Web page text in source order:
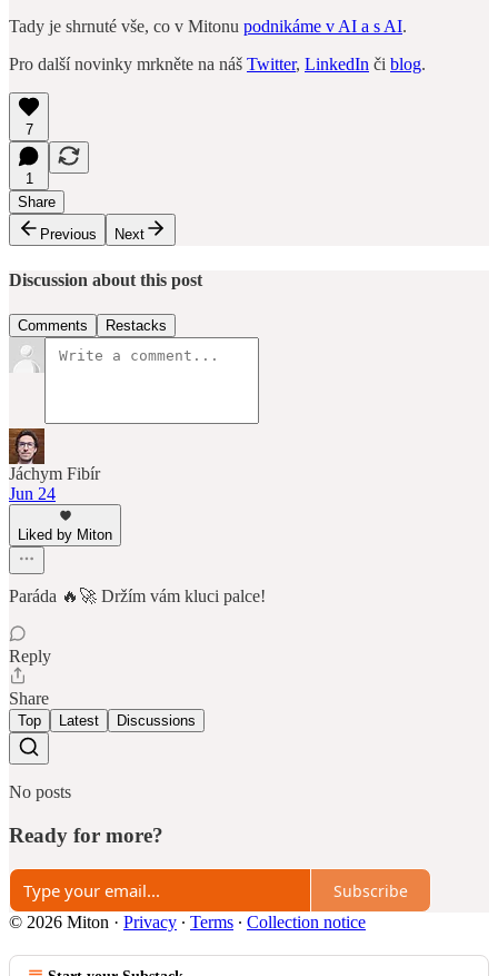
Tady je shrnuté vše, co v Mitonu podnikáme v AI a s AI.
Pro další novinky mrkněte na náš Twitter, LinkedIn či blog.
7
1
Share
Previous
Next
Discussion about this post
Comments Restacks
Jáchym Fibír
Jun 24
Liked by Miton
Paráda 🔥🚀 Držím vám kluci palce!
Reply
Share
Top Latest Discussions
No posts
Ready for more?
Subscribe
© 2026 Miton · Privacy ∙ Terms ∙ Collection notice